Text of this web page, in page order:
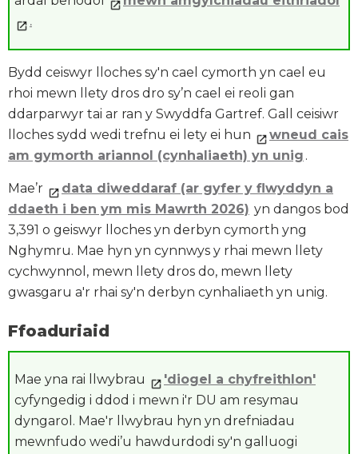
.
Bydd ceiswyr lloches sy'n cael cymorth yn cael eu
rhoi mewn llety dros dro sy’n cael ei reoli gan
ddarparwyr tai ar ran y Swyddfa Gartref. Gall ceisiwr
lloches sydd wedi trefnu ei lety ei hun
wneud cais
am gymorth ariannol (cynhaliaeth) yn unig .
Mae’r
data diweddaraf (ar gyfer y flwyddyn a
ddaeth i ben ym mis Mawrth 2026) yn dangos bod
3,391 o geiswyr lloches yn derbyn cymorth yng
Nghymru. Mae hyn yn cynnwys y rhai mewn llety
cychwynnol, mewn llety dros do, mewn llety
gwasgaru a'r rhai sy'n derbyn cynhaliaeth yn unig.
Ffoaduriaid
Mae yna rai llwybrau
'diogel a chyfreithlon'
cyfyngedig i ddod i mewn i'r DU am resymau
dyngarol. Mae'r llwybrau hyn yn drefniadau
mewnfudo wedi’u hawdurdodi sy'n galluogi